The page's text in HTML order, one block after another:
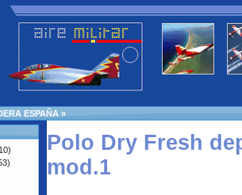
ESPAÑA »
Polo Dry Fresh
mod.1